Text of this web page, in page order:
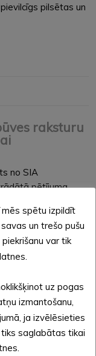
pilsētas un
raksturu
no SIA
pētījuma
nozīmīgās
un teritorijas
ŠMITA
pašvaldība
spētu izpildīt
un trešo pušu
var tik
uz pogas
izmantošanu,
ja izvēlēsieties
tiks saglabātas tikai